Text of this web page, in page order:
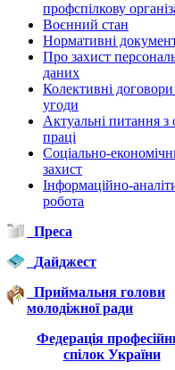
профспілкову
Воєнний стан
Нормативні
Про захист
даних
Колективні договори
угоди
Актуальні питання з
праці
Соціально-
захист
Інформаційно-
робота
Преса
Дайджест
Приймальня голови
молодіжної ради
Федерація
спілок України